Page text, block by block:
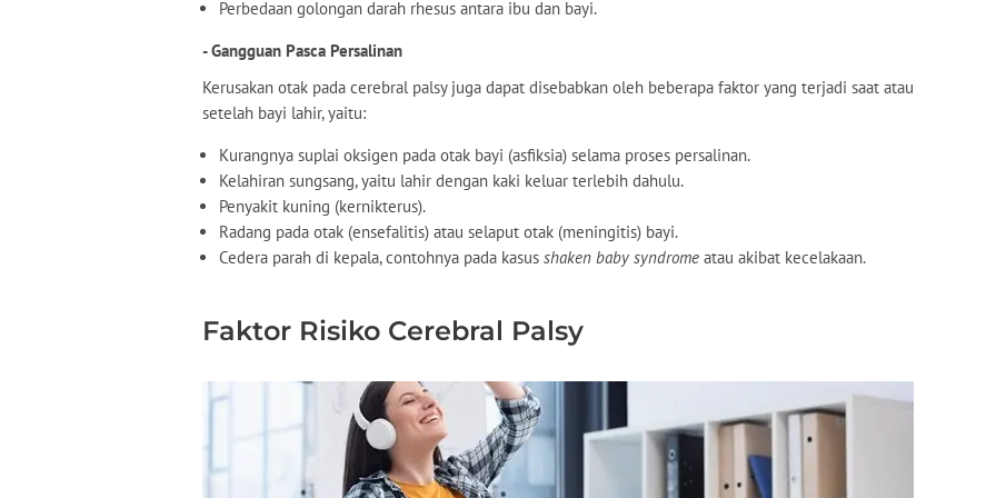
Perbedaan golongan darah rhesus antara ibu dan bayi.
- Gangguan Pasca Persalinan
Kerusakan otak pada cerebral palsy juga dapat disebabkan oleh beberapa faktor yang terjadi saat atau
setelah bayi lahir, yaitu:
Kurangnya suplai oksigen pada otak bayi (asfiksia) selama proses persalinan.
Kelahiran sungsang, yaitu lahir dengan kaki keluar terlebih dahulu.
Penyakit kuning (kernikterus).
Radang pada otak (ensefalitis) atau selaput otak (meningitis) bayi.
Cedera parah di kepala, contohnya pada kasus shaken baby syndrome atau akibat kecelakaan.
Faktor Risiko Cerebral Palsy